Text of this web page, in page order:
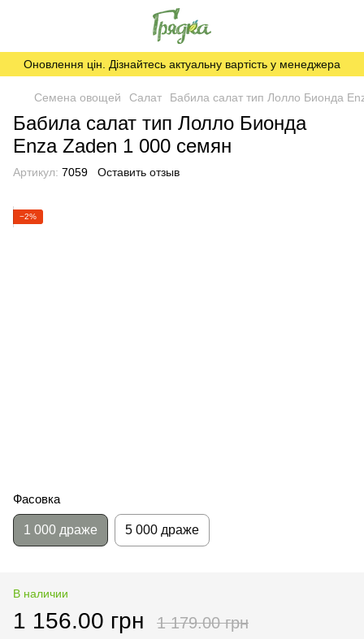
Оновлення цін. Дізнайтесь актуальну вартість у менеджера
Семена овощей Салат Бабила салат тип Лолло Бионда
Бабила салат тип Лолло Бионда
Enza Zaden 1 000 семян
Артикул: 7059 Оставить отзыв
−2%
Фасовка
1 000 драже 5 000 драже
В наличии
1 156.00 грн 1 179.00 грн